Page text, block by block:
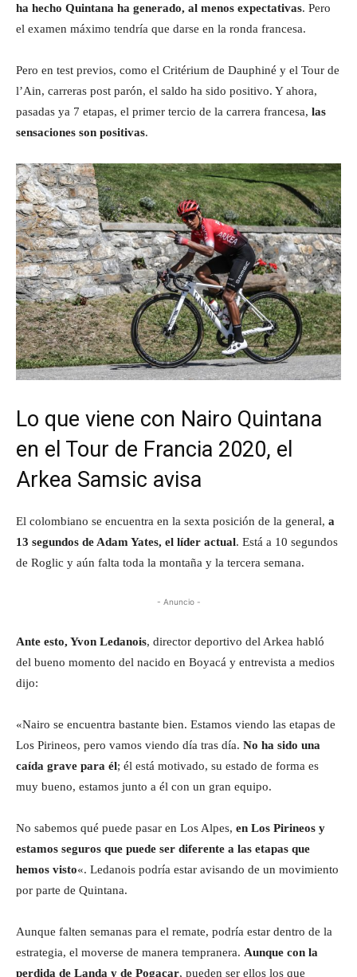
ha hecho Quintana ha generado, al menos expectativas. Pero
el examen máximo tendría que darse en la ronda francesa.
Pero en test previos, como el Critérium de Dauphiné y el Tour de
l’Ain, carreras post parón, el saldo ha sido positivo. Y ahora,
pasadas ya 7 etapas, el primer tercio de la carrera francesa, las
sensaciones son positivas.
Lo que viene con Nairo Quintana
en el Tour de Francia 2020, el
Arkea Samsic avisa
El colombiano se encuentra en la sexta posición de la general, a
13 segundos de Adam Yates, el líder actual. Está a 10 segundos
de Roglic y aún falta toda la montaña y la tercera semana.
- Anuncio -
Ante esto, Yvon Ledanois, director deportivo del Arkea habló
del bueno momento del nacido en Boyacá y entrevista a medios
dijo:
«Nairo se encuentra bastante bien. Estamos viendo las etapas de
Los Pirineos, pero vamos viendo día tras día. No ha sido una
caída grave para él; él está motivado, su estado de forma es
muy bueno, estamos junto a él con un gran equipo.
No sabemos qué puede pasar en Los Alpes, en Los Pirineos y
estamos seguros que puede ser diferente a las etapas que
hemos visto«. Ledanois podría estar avisando de un movimiento
por parte de Quintana.
Aunque falten semanas para el remate, podría estar dentro de la
estrategia, el moverse de manera tempranera. Aunque con la
perdida de Landa y de Pogacar, pueden ser ellos los que